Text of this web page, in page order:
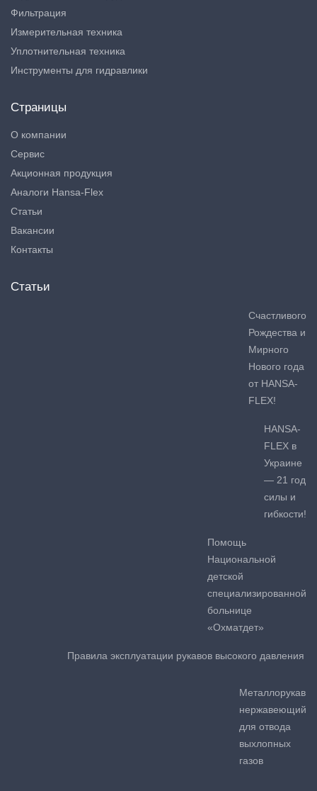
Фильтрация
Измерительная техника
Уплотнительная техника
Инструменты для гидравлики
Страницы
О компании
Сервис
Акционная продукция
Аналоги Hansa-Flex
Статьи
Вакансии
Контакты
Статьи
Счастливого
Рождества и
Мирного
Нового года
от HANSA-
FLEX!
HANSA-
FLEX в
Украине
— 21 год
силы и
гибкости!
Помощь
Национальной
детской
специализированной
больнице
«Охматдет»
Правила эксплуатации рукавов высокого давления
Металлорукав
нержавеющий
для отвода
выхлопных
газов